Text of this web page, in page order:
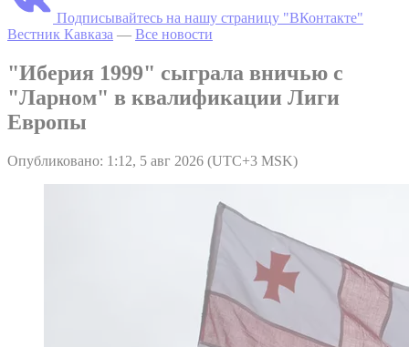
Подписывайтесь на нашу страницу "ВКонтакте"
Вестник Кавказа — Все новости
"Иберия 1999" сыграла вничью с
"Ларном" в квалификации Лиги
Европы
Опубликовано: 1:12, 5 авг 2026 (UTC+3 MSK)